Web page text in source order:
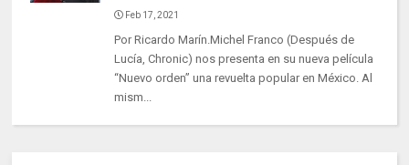
Feb 17, 2021
Por Ricardo Marín.Michel Franco (Después de
Lucía, Chronic) nos presenta en su nueva película
“Nuevo orden” una revuelta popular en México. Al
mism...